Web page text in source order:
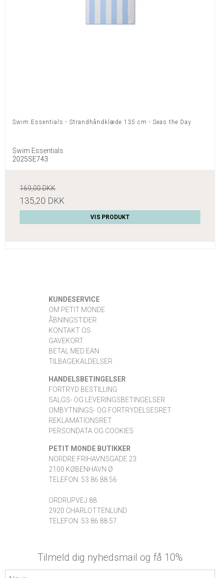
Swim Essentials - Strandhåndklæde 135 cm - Seas the Day
Swim Essentials
2025SE743
169,00 DKK
135,20 DKK
VIS PRODUKT
KUNDESERVICE
OM PETIT MONDE
ÅBNINGSTIDER
KONTAKT OS
GAVEKORT
BETAL MED EAN
TILBAGEKALDELSER
HANDELSBETINGELSER
FORTRYD BESTILLING
SALGS- OG LEVERINGSBETINGELSER
OMBYTNINGS- OG FORTRYDELSESRET
REKLAMATIONSRET
PERSONDATA OG COOKIES
PETIT MONDE BUTIKKER
NORDRE FRIHAVNSGADE 23
2100 KØBENHAVN Ø
TELEFON: 53 86 88 56
·
ORDRUPVEJ 88
2920 CHARLOTTENLUND
TELEFON: 53 86 88 57
Tilmeld dig nyhedsmail og få 10%